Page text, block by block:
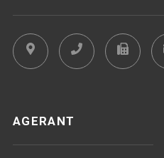
AGERANT